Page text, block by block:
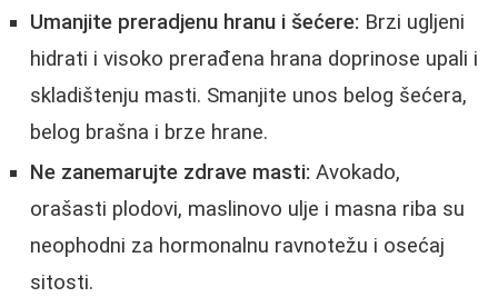
Umanjite preradjenu hranu i šećere: Brzi ugljeni
hidrati i visoko prerađena hrana doprinose upali i
skladištenju masti. Smanjite unos belog šećera,
belog brašna i brze hrane.
Ne zanemarujte zdrave masti: Avokado,
orašasti plodovi, maslinovo ulje i masna riba su
neophodni za hormonalnu ravnotežu i osećaj
sitosti.